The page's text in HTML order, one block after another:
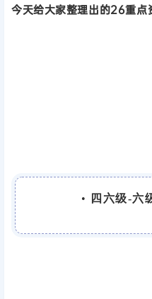
今天给大家整理出的26重点
• 四六级-六